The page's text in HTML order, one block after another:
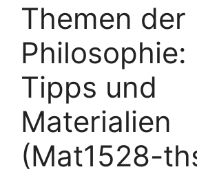
Themen der
Philosophie:
Tipps und
Materialien
(Mat1528-